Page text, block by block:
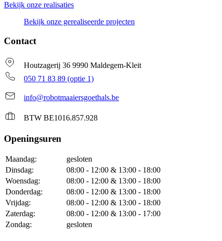
Bekijk onze realisaties
Bekijk onze gerealiseerde projecten
Contact
Houtzagerij 36 9990 Maldegem-Kleit
050 71 83 89 (optie 1)
info@robotmaaiersgoethals.be
BTW BE1016.857.928
Openingsuren
Maandag:
gesloten
Dinsdag:
08:00 - 12:00 & 13:00 - 18:00
Woensdag:
08:00 - 12:00 & 13:00 - 18:00
Donderdag:
08:00 - 12:00 & 13:00 - 18:00
Vrijdag:
08:00 - 12:00 & 13:00 - 18:00
Zaterdag:
08:00 - 12:00 & 13:00 - 17:00
Zondag:
gesloten